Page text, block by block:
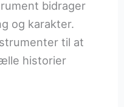
bidrager
og karakter.
til at
historier